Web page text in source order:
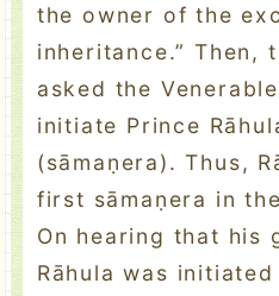
the owner of the
inheritance.” Then,
asked the
initiate Prince
(sāmaṇera). Thus,
first sāmaṇera in
On hearing that his
Rāhula was